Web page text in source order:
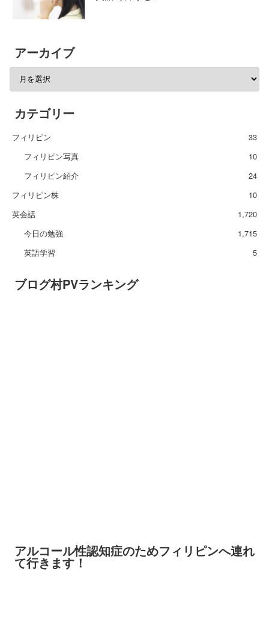
アーカイブ
カテゴリー
フィリピン
33
フィリピン写真
10
フィリピン紹介
24
フィリピン株
10
英会話
1,720
今日の勉強
1,715
英語学習
5
ブログ村PVランキング
アルコール性認知症のためフィリピンへ連れ
て行きます！